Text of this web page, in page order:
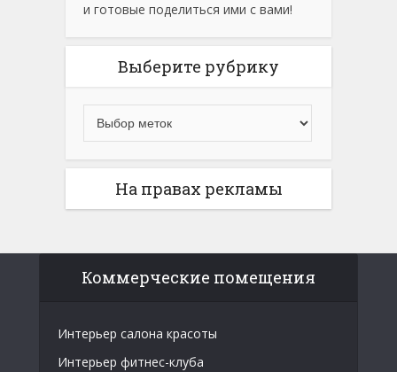
и готовые поделиться ими с вами!
Выберите рубрику
На правах рекламы
Коммерческие помещения
Интерьер салона красоты
Интерьер фитнес-клуба